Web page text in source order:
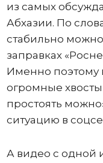
из самых
Абхазии. По
стабильно
заправках
Именно поэтому
огромные хвосты
простоять
ситуацию в
А видео с одной